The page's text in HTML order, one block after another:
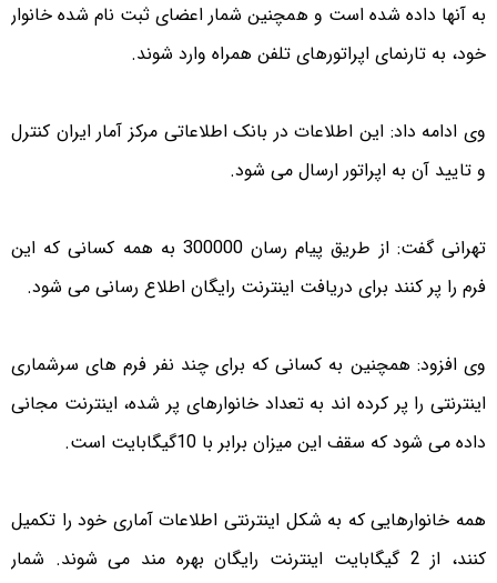
به آنها داده شده است و همچنین شمار اعضای ثبت نام شده خانوار
خود، به تارنمای اپراتورهای تلفن همراه وارد شوند.
وی ادامه داد: این اطلاعات در بانک اطلاعاتی مرکز آمار ایران کنترل
و تایید آن به اپراتور ارسال می شود.
تهرانی گفت: از طریق پیام رسان 300000 به همه کسانی که این
فرم را پر کنند برای دریافت اینترنت رایگان اطلاع رسانی می شود.
وی افزود: همچنین به کسانی که برای چند نفر فرم های سرشماری
اینترنتی را پر کرده اند به تعداد خانوارهای پر شده، اینترنت مجانی
داده می شود که سقف این میزان برابر با 10گیگابایت است.
همه خانوارهایی که به شکل اینترنتی اطلاعات آماری خود را تکمیل
کنند، از 2 گیگابایت اینترنت رایگان بهره مند می شوند. شمار